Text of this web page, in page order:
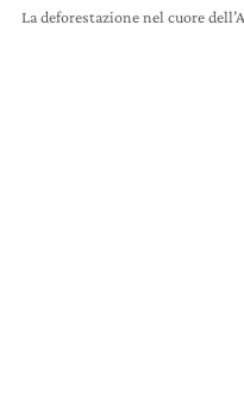
La deforestazione nel cuore